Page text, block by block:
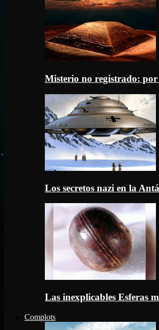
Misterio no registrado:
Los secretos nazi en la
Las inexplicables Esferas
Complots